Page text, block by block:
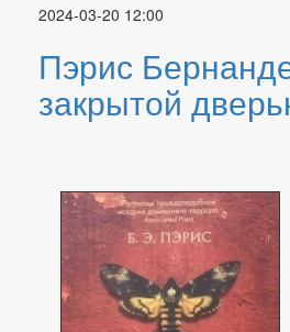
2024-03-20 12:00
Пэрис
закрытой